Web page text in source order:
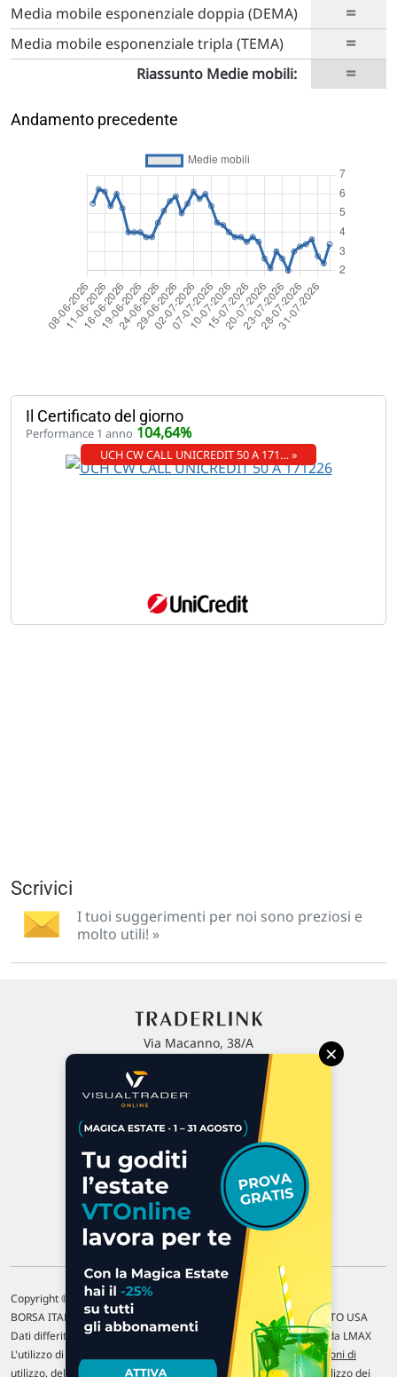
Media mobile esponenziale doppia (DEMA) =
Media mobile esponenziale tripla (TEMA) =
Riassunto Medie mobili: =
Andamento precedente
Il Certificato del giorno
Performance 1 anno 104,64%
UCH CW CALL UNICREDIT 50 A 171… »
Scrivici
I tuoi suggerimenti per noi sono preziosi e
molto utili! »
Via Macanno, 38/A
P.IVA 02 452 460 401
Chi siamo
Commenti e segnalazioni
Contattaci
Copyright © 1996-2026 Traderlink Italia s.r.l.
BORSA ITALIANA Quotazioni di borsa differite di 15 min. / MERCATO USA
Dati differiti di 15 min. (fonte Intrinio) / FOREX Quotazioni fornite da LMAX
L'utilizzo di questo sito implica l'accettazione delle nostre Condizioni di
utilizzo, del Disclaimer MAR, delle Politiche sulla privacye dell' Utilizzo dei
×